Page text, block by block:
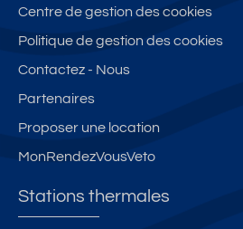
Centre de gestion des cookies
Politique de gestion des cookies
Contactez - Nous
Partenaires
Proposer une location
MonRendezVousVeto
Stations thermales